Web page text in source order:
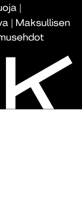
|
| Maksullisen